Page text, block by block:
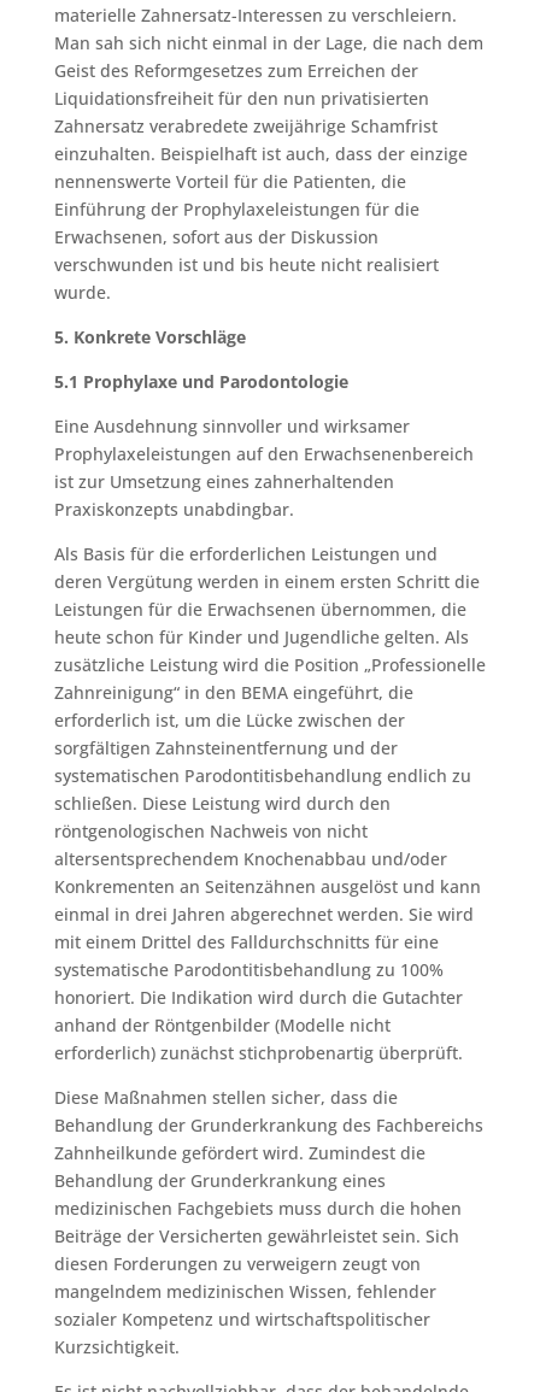
materielle Zahnersatz-Interessen zu verschleiern.
Man sah sich nicht einmal in der Lage, die nach dem
Geist des Reformgesetzes zum Erreichen der
Liquidationsfreiheit für den nun privatisierten
Zahnersatz verabredete zweijährige Schamfrist
einzuhalten. Beispielhaft ist auch, dass der einzige
nennenswerte Vorteil für die Patienten, die
Einführung der Prophylaxeleistungen für die
Erwachsenen, sofort aus der Diskussion
verschwunden ist und bis heute nicht realisiert
wurde.
5. Konkrete Vorschläge
5.1 Prophylaxe und Parodontologie
Eine Ausdehnung sinnvoller und wirksamer
Prophylaxeleistungen auf den Erwachsenenbereich
ist zur Umsetzung eines zahnerhaltenden
Praxiskonzepts unabdingbar.
Als Basis für die erforderlichen Leistungen und
deren Vergütung werden in einem ersten Schritt die
Leistungen für die Erwachsenen übernommen, die
heute schon für Kinder und Jugendliche gelten. Als
zusätzliche Leistung wird die Position „Professionelle
Zahnreinigung“ in den BEMA eingeführt, die
erforderlich ist, um die Lücke zwischen der
sorgfältigen Zahnsteinentfernung und der
systematischen Parodontitisbehandlung endlich zu
schließen. Diese Leistung wird durch den
röntgenologischen Nachweis von nicht
altersentsprechendem Knochenabbau und/oder
Konkrementen an Seitenzähnen ausgelöst und kann
einmal in drei Jahren abgerechnet werden. Sie wird
mit einem Drittel des Falldurchschnitts für eine
systematische Parodontitisbehandlung zu 100%
honoriert. Die Indikation wird durch die Gutachter
anhand der Röntgenbilder (Modelle nicht
erforderlich) zunächst stichprobenartig überprüft.
Diese Maßnahmen stellen sicher, dass die
Behandlung der Grunderkrankung des Fachbereichs
Zahnheilkunde gefördert wird. Zumindest die
Behandlung der Grunderkrankung eines
medizinischen Fachgebiets muss durch die hohen
Beiträge der Versicherten gewährleistet sein. Sich
diesen Forderungen zu verweigern zeugt von
mangelndem medizinischen Wissen, fehlender
sozialer Kompetenz und wirtschaftspolitischer
Kurzsichtigkeit.